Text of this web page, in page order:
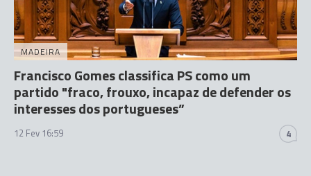
MADEIRA
Francisco Gomes classifica PS como um
partido "fraco, frouxo, incapaz de defender os
interesses dos portugueses”
12 Fev 16:59 4